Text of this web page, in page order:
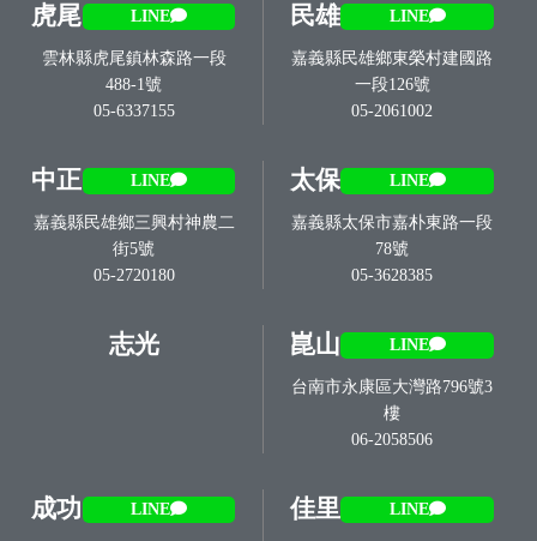
虎尾 LINE
雲林縣虎尾鎮林森路一段
488-1號
05-6337155
民雄 LINE
嘉義縣民雄鄉東榮村建國路
一段126號
05-2061002
中正 LINE
嘉義縣民雄鄉三興村神農二
街5號
05-2720180
太保 LINE
嘉義縣太保市嘉朴東路一段
78號
05-3628385
志光 崑山 LINE
台南市永康區大灣路796號3
樓
06-2058506
成功 LINE 佳里 LINE